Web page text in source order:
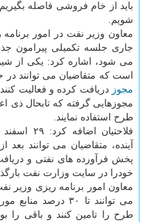
باید از خام فروشی فاصله
شویم.
جاری جلسه تكمیلی پیرامون
می شود، اشاره كرد: یكی از
است كه متقاضیان می توانند در حاشیه
مجوز دریافت كرده و فعالیت
مجوزهایی گرفته كه تابحال ذی
طرح استفاده نمایند.
آینده، متقاضیان می توانند بعد
پخش فرآورده های نفتی و
خودرا در سایت وزارت نفت
معاون امور برنامه ریزی وزیر
می توانند تا ۳۰
طرح را تامین كنند و باقی را